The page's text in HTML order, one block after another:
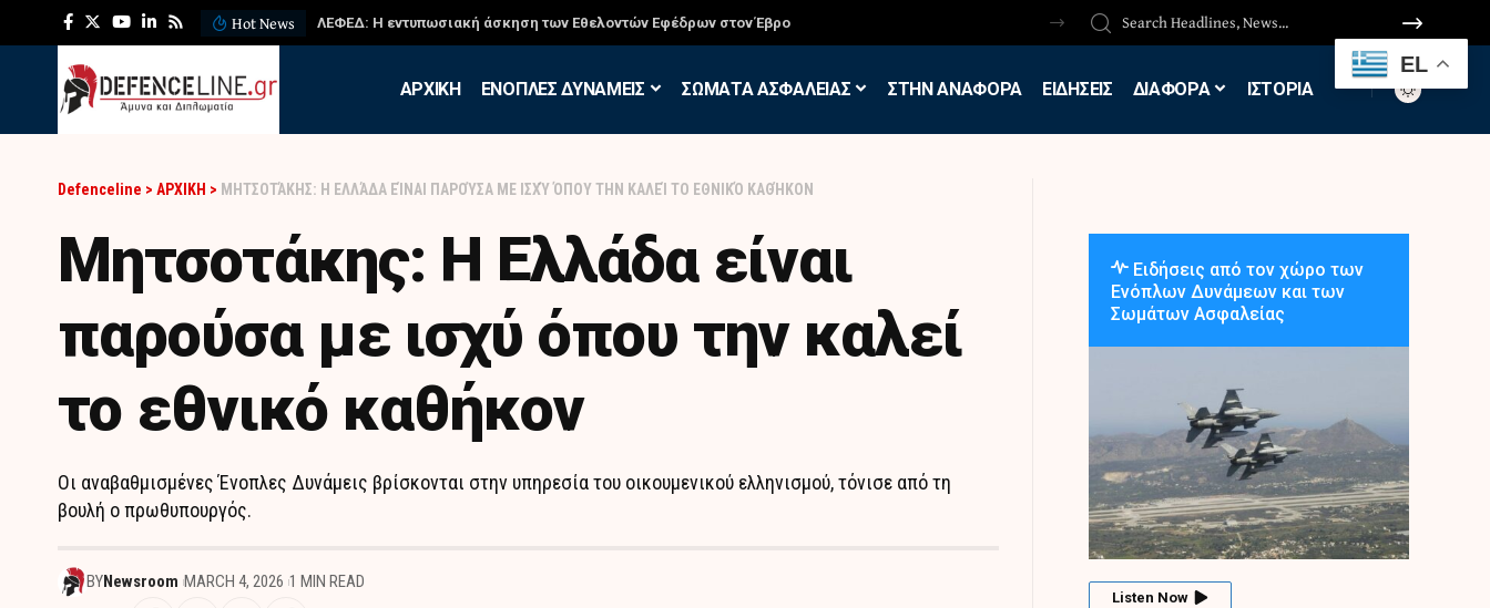
Hot News ΛΕΦΕΔ: Η εντυπωσιακή άσκηση των Εθελοντών Εφέδρων στον Έβρο
APXIKH ΕΝΟΠΛΕΣ ΔΥΝΑΜΕΙΣ ΣΩΜΑΤΑ ΑΣΦΑΛΕΙΑΣ ΣΤΗΝ ΑΝΑΦΟΡΑ ΕΙΔΗΣΕΙΣ ΔΙΑΦΟΡΑ ΙΣΤΟΡΙΑ
Defenceline > ΑΡΧΙΚΗ > ΜΗΤΣΟΤΆΚΗΣ: Η ΕΛΛΆΔΑ ΕΊΝΑΙ ΠΑΡΟΎΣΑ ΜΕ ΙΣΧΎ ΌΠΟΥ ΤΗΝ ΚΑΛΕΊ ΤΟ ΕΘΝΙΚΌ ΚΑΘΉΚΟΝ
Μητσοτάκης: Η Ελλάδα είναι
παρούσα με ισχύ όπου την καλεί
το εθνικό καθήκον
Οι αναβαθμισμένες Ένοπλες Δυνάμεις βρίσκονται στην υπηρεσία του οικουμενικού ελληνισμού, τόνισε από τη
βουλή ο πρωθυπουργός.
BYNewsroom MARCH 4, 2026 1 MIN READ
Ειδήσεις από τον χώρο των
Ενόπλων Δυνάμεων και των
Σωμάτων Ασφαλείας
Listen Now
EL